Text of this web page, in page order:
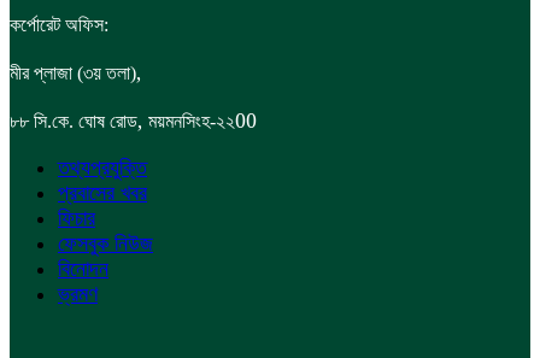
কর্পোরেট অফিস:
মীর প্লাজা (৩য় তলা),
৮৮ সি.কে. ঘোষ রোড, ময়মনসিংহ-২২00
তথ্যপ্রযুক্তি
প্রবাসের খবর
ফিচার
ফেসবুক নিউজ
বিনোদন
ভ্রমণ